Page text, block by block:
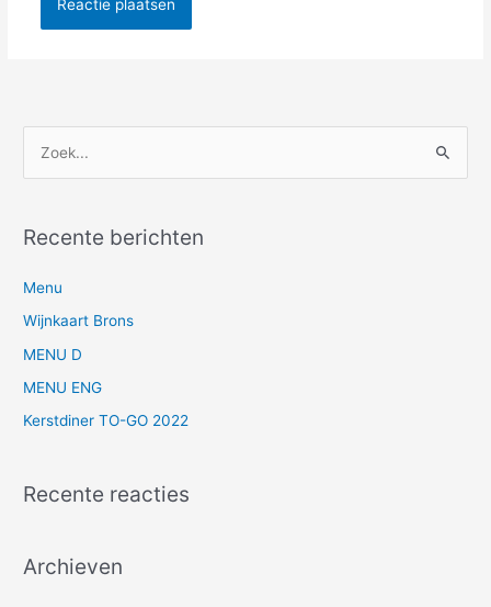
k
r
:
Recente berichten
Menu
Wijnkaart Brons
MENU D
MENU ENG
Kerstdiner TO-GO 2022
Recente reacties
Archieven